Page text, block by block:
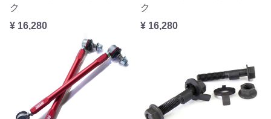
ク
¥ 16,280
ク
¥ 16,280